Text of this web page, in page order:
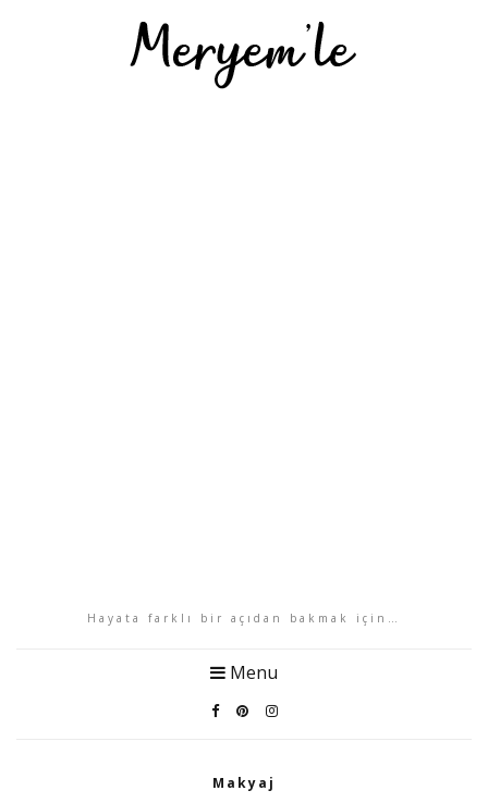
Hayata farklı bir açıdan bakmak için…
Menu
Makyaj